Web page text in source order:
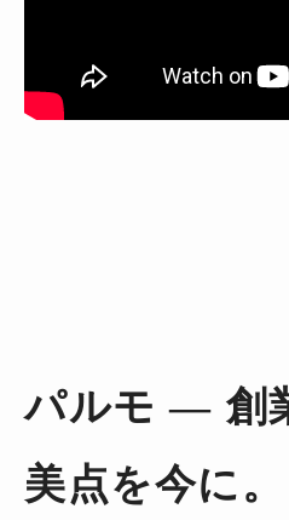
パルモ ― 創
美点を今に。